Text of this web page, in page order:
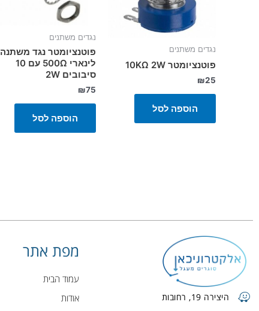
נגדים משתנים
פוטנציומטר 10KΩ 2W
₪25
הוספה לסל
נגדים משתנים
פוטנציומטר נגד משתנה
לינארי 500Ω עם 10
סיבובים 2W
₪75
הוספה לסל
היצירה 19, רחובות
מפת אתר
עמוד הבית
אודות